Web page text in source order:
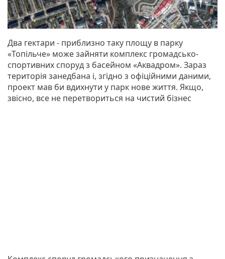
Два гектари - приблизно таку площу в парку
«Топільче» може зайняти комплекс громадсько-
спортивних споруд з басейном «Аквадром». Зараз
територія занедбана і, згідно з офіційними даними,
проект мав би вдихнути у парк нове життя. Якщо,
звісно, все не перетвориться на чистий бізнес